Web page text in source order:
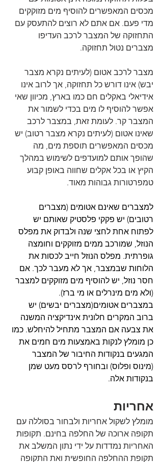
מכסים המאפשרים להוסיף מים מזוקקים
מדי פעם. אם אתם לא רוצים להתעסק עם
התחזוקה של המצבר לרכב העדיפו
מצברים נטול תחזוקה.
מצבר לרכב אטום (לעיתים נקרא מצבר
יבש) אינו דורש כל תחזוקה, אך לרוב אינו
אידיאלי באקלים חם כמו בארץ, מכיוון שאי
אפשר להוסיף לו מים בכדי לשמור את
המצבר קר. לעומת זאת, במצבר לרכב
שאינו אטום (לעיתים נקרא מצבר רטוב) יש
מכסים המאפשרים תוספת מים, מה
שהופך אותם למועדפים לשימוש במהלך
הקיץ או בכל אקלים שחווה באופן קבוע
טמפרטורות גבוהות מאוד.
למצברים שאינם אטומים (מצברים
רטובים) יש פקקי פלסטיק שאותם יש
לפתוח אחת לחצי שנה ולבדוק את מפלס
הנוזל, שמורכב ממים מזוקקים וחומצה
גופרתית. מפלס הנוזל חייב לכסות את
הלוחות שבמצבר, אך לא מעבר לכך. אם
חסר נוזל, יש להוסיף מים מזוקקים למצבר
(ולא מים מינרלים או מי ברז).
במצברים אטומים(מצברים יבשים) יש
ברוב המקרים חלונית אינדיקציה המשנה
את צבעה אם המצבר מתחיל להיחלש. כמו
כן מומלץ לנקות באמצעות מים חמים את
המגעים בנקודות החיבור של המצבר
(מינוס ופלוס) ובחורף לרסס מעט שמן
בנקודות אלה.
אחריות
מומלץ לשקול אחריות ולבחור בסוללה עם
תקופה ארוכה של החלפה בחינם. תקופות
האחריות נמדדות על ידי נתון המשלב את
תקופת ההחלפה החופשית ואת התקופה